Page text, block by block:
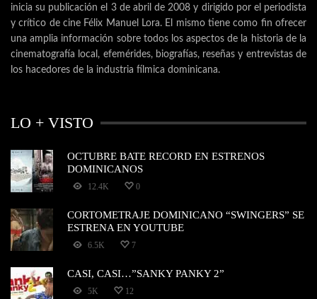
inicia su publicación el 3 de abril de 2008 y dirigido por el periodista
y crítico de cine Félix Manuel Lora. El mismo tiene como fin ofrecer
una amplia información sobre todos los aspectos de la historia de la
cinematografía local, efemérides, biografías, reseñas y entrevistas de
los hacedores de la industria fílmica dominicana.
LO + VISTO
OCTUBRE BATE RECORD EN ESTRENOS
DOMINICANOS
12.4K 0
CORTOMETRAJE DOMINICANO “SWINGERS” SE
ESTRENA EN YOUTUBE
6.5K 7
CASI, CASI…”SANKY PANKY 2”
5K 12